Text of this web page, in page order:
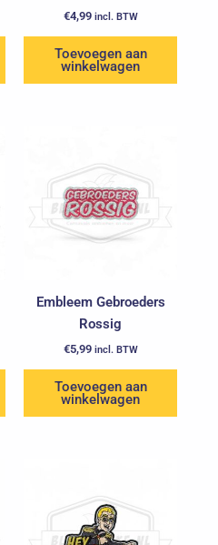
€4,99 incl. BTW
Toevoegen aan
winkelwagen
Embleem Gebroeders
Rossig
€5,99 incl. BTW
Toevoegen aan
winkelwagen